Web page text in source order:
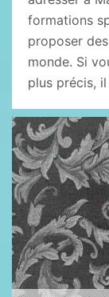
formations
proposer
monde. Si
plus précis,